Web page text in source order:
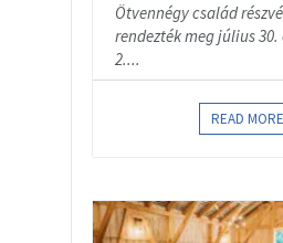
Ötvennégy család
rendezték meg július 30.
2....
READ MORE